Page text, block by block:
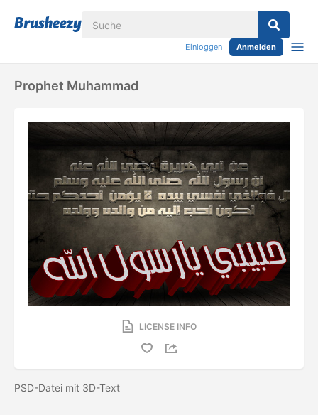
Einloggen Anmelden
Prophet Muhammad
LICENSE INFO
PSD-Datei mit 3D-Text